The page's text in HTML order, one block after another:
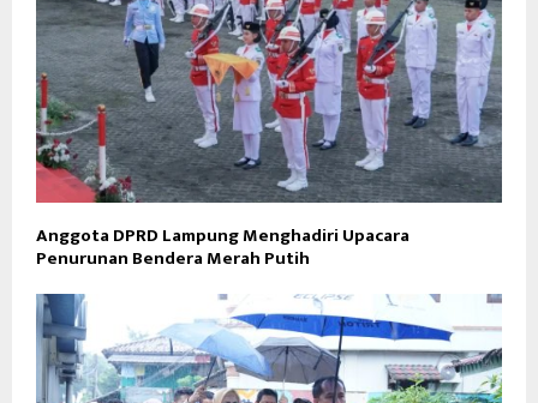
Anggota DPRD Lampung Menghadiri Upacara
Penurunan Bendera Merah Putih